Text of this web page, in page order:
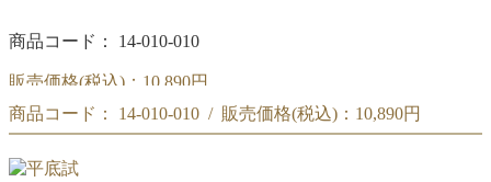
商品コード： 14-010-010
販売価格(税込)： 10,890円
【ケース特価】(50本入リ) 平底試験管リム付 25X100
商品コード： 14-010-010 / 販売価格(税込)： 10,890円
【ケース特価】(50本入リ) 平底試験管リム付 25X100